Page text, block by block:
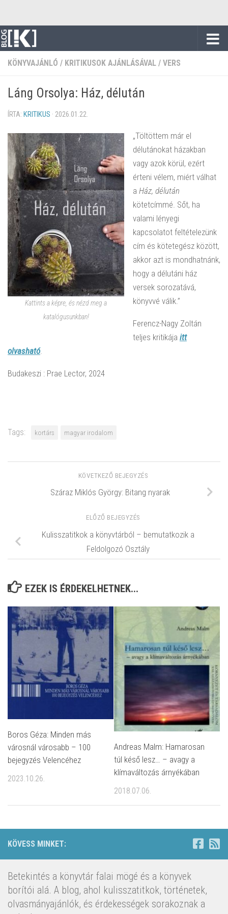
KÖNYVAJÁNLÓ / KRITIKUSOK AJÁNLÁSÁVAL / VERS
Láng Orsolya: Ház, délután
ÍRTA: KRITIKUS · 2026.01.22.
Kattints a képre, és nézd meg a
katalógusunkban!
„Töltöttem már el
délutánokat házakban
vagy azok körül, ezért
érteni vélem, miért válhat
a Ház, délután
kötetcímmé. Sőt, ha
valami lényegi
kapcsolatot feltételezünk
cím és kötetegész között,
akkor azt is mondhatnánk,
hogy a délutáni ház
versek sorozatává,
könyvvé válik.”
Ferencz-Nagy Zoltán
teljes kritikája itt
olvasható.
Budakeszi : Prae Lector, 2024
Tags: kortárs magyar irodalom
KÖVETKEZŐ BEJEGYZÉS
Száraz Miklós György: Bitang nyarak
ELŐZŐ BEJEGYZÉS
Kulisszatitkok a könyvtárból – bemutatkozik a
Feldolgozó Osztály
EZEK IS ÉRDEKELHETNEK...
Boros Géza: Minden más
városnál városabb – 100
bejegyzés Velencéhez
2023.10.26.
Andreas Malm: Hamarosan
túl késő lesz… – avagy a
klímaváltozás árnyékában
2018.07.06.
KÖVESS MINKET:
Betekintés a könyvtár falai mögé és a könyvek
borítói alá. A blog, ahol kulisszatitkok, történetek,
olvasmányajánlók, és érdekességek sorakoznak a